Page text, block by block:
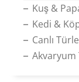
Kuş &
Kedi &
Canlı
Akvaryum